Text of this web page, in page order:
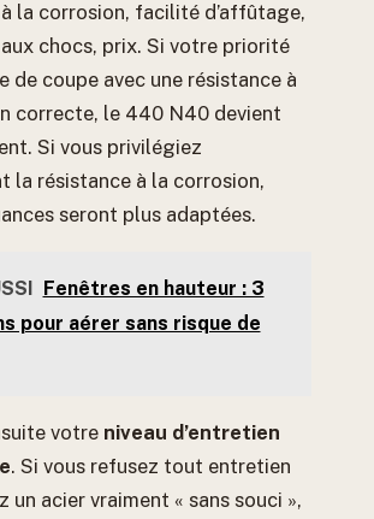
la corrosion, facilité d’affûtage,
chocs, prix. Si votre priorité
de coupe avec une résistance à
correcte, le 440 N40 devient
Si vous privilégiez
la résistance à la corrosion,
seront plus adaptées.
Fenêtres en hauteur : 3
pour aérer sans risque de
votre niveau d’entretien
. Si vous refusez tout entretien
un acier vraiment « sans souci »,